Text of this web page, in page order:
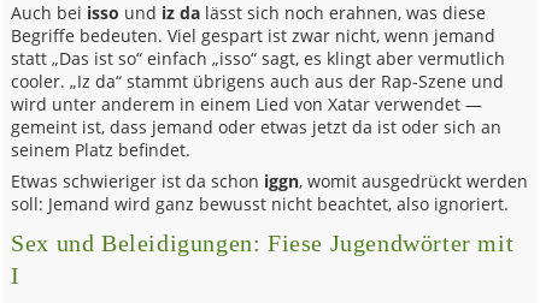
Auch bei isso und iz da lässt sich noch erahnen, was diese
Begriffe bedeuten. Viel gespart ist zwar nicht, wenn jemand
statt „Das ist so“ einfach „isso“ sagt, es klingt aber vermutlich
cooler. „Iz da“ stammt übrigens auch aus der Rap-Szene und
wird unter anderem in einem Lied von Xatar verwendet —
gemeint ist, dass jemand oder etwas jetzt da ist oder sich an
seinem Platz befindet.
Etwas schwieriger ist da schon iggn, womit ausgedrückt werden
soll: Jemand wird ganz bewusst nicht beachtet, also ignoriert.
Sex und Beleidigungen: Fiese Jugendwörter mit
I